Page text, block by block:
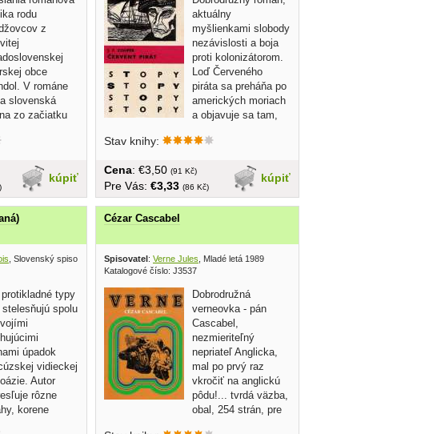
rodu
z
obce
V románe
slovenská
zo začiatku
kúpiť
aktuálny
myšlienkami slobody
nezávislosti a boja
proti kolonizátorom.
Loď Červeného
piráta sa preháňa po
amerických moriach
a objavuje sa tam,
Stav knihy:
kúpiť
Cena: €3,50 (91 Kč)
Pre Vás: €3,33 (86 Kč)
, Slovenský spisovateľ 1988
protikladné typy
stelesňujú spolu
úpadok
vidieckej
Autor
rôzne
korene
Cézar Cascabel
Spisovatel : Verne Jules, Mladé letá 1989
Katalogové číslo: J3537
Dobrodružná
verneovka - pán
Cascabel,
nezmieriteľný
nepriateľ Anglicka,
mal po prvý raz
vkročiť na anglickú
pôdu!... tvrdá väzba,
obal, 254 strán, pre